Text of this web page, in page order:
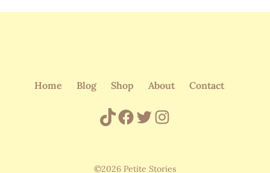
Home Blog Shop About Contact
TikTok
Facebook
TwitterInstagram
©2026 Petite Stories